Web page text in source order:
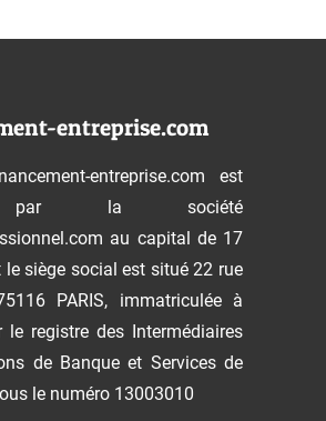
entreprise.com
entreprise.com est
par la société
au capital de 17
le siège social est situé 22 rue
PARIS, immatriculée à
le registre des Intermédiaires
de Banque et Services de
le numéro 13003010